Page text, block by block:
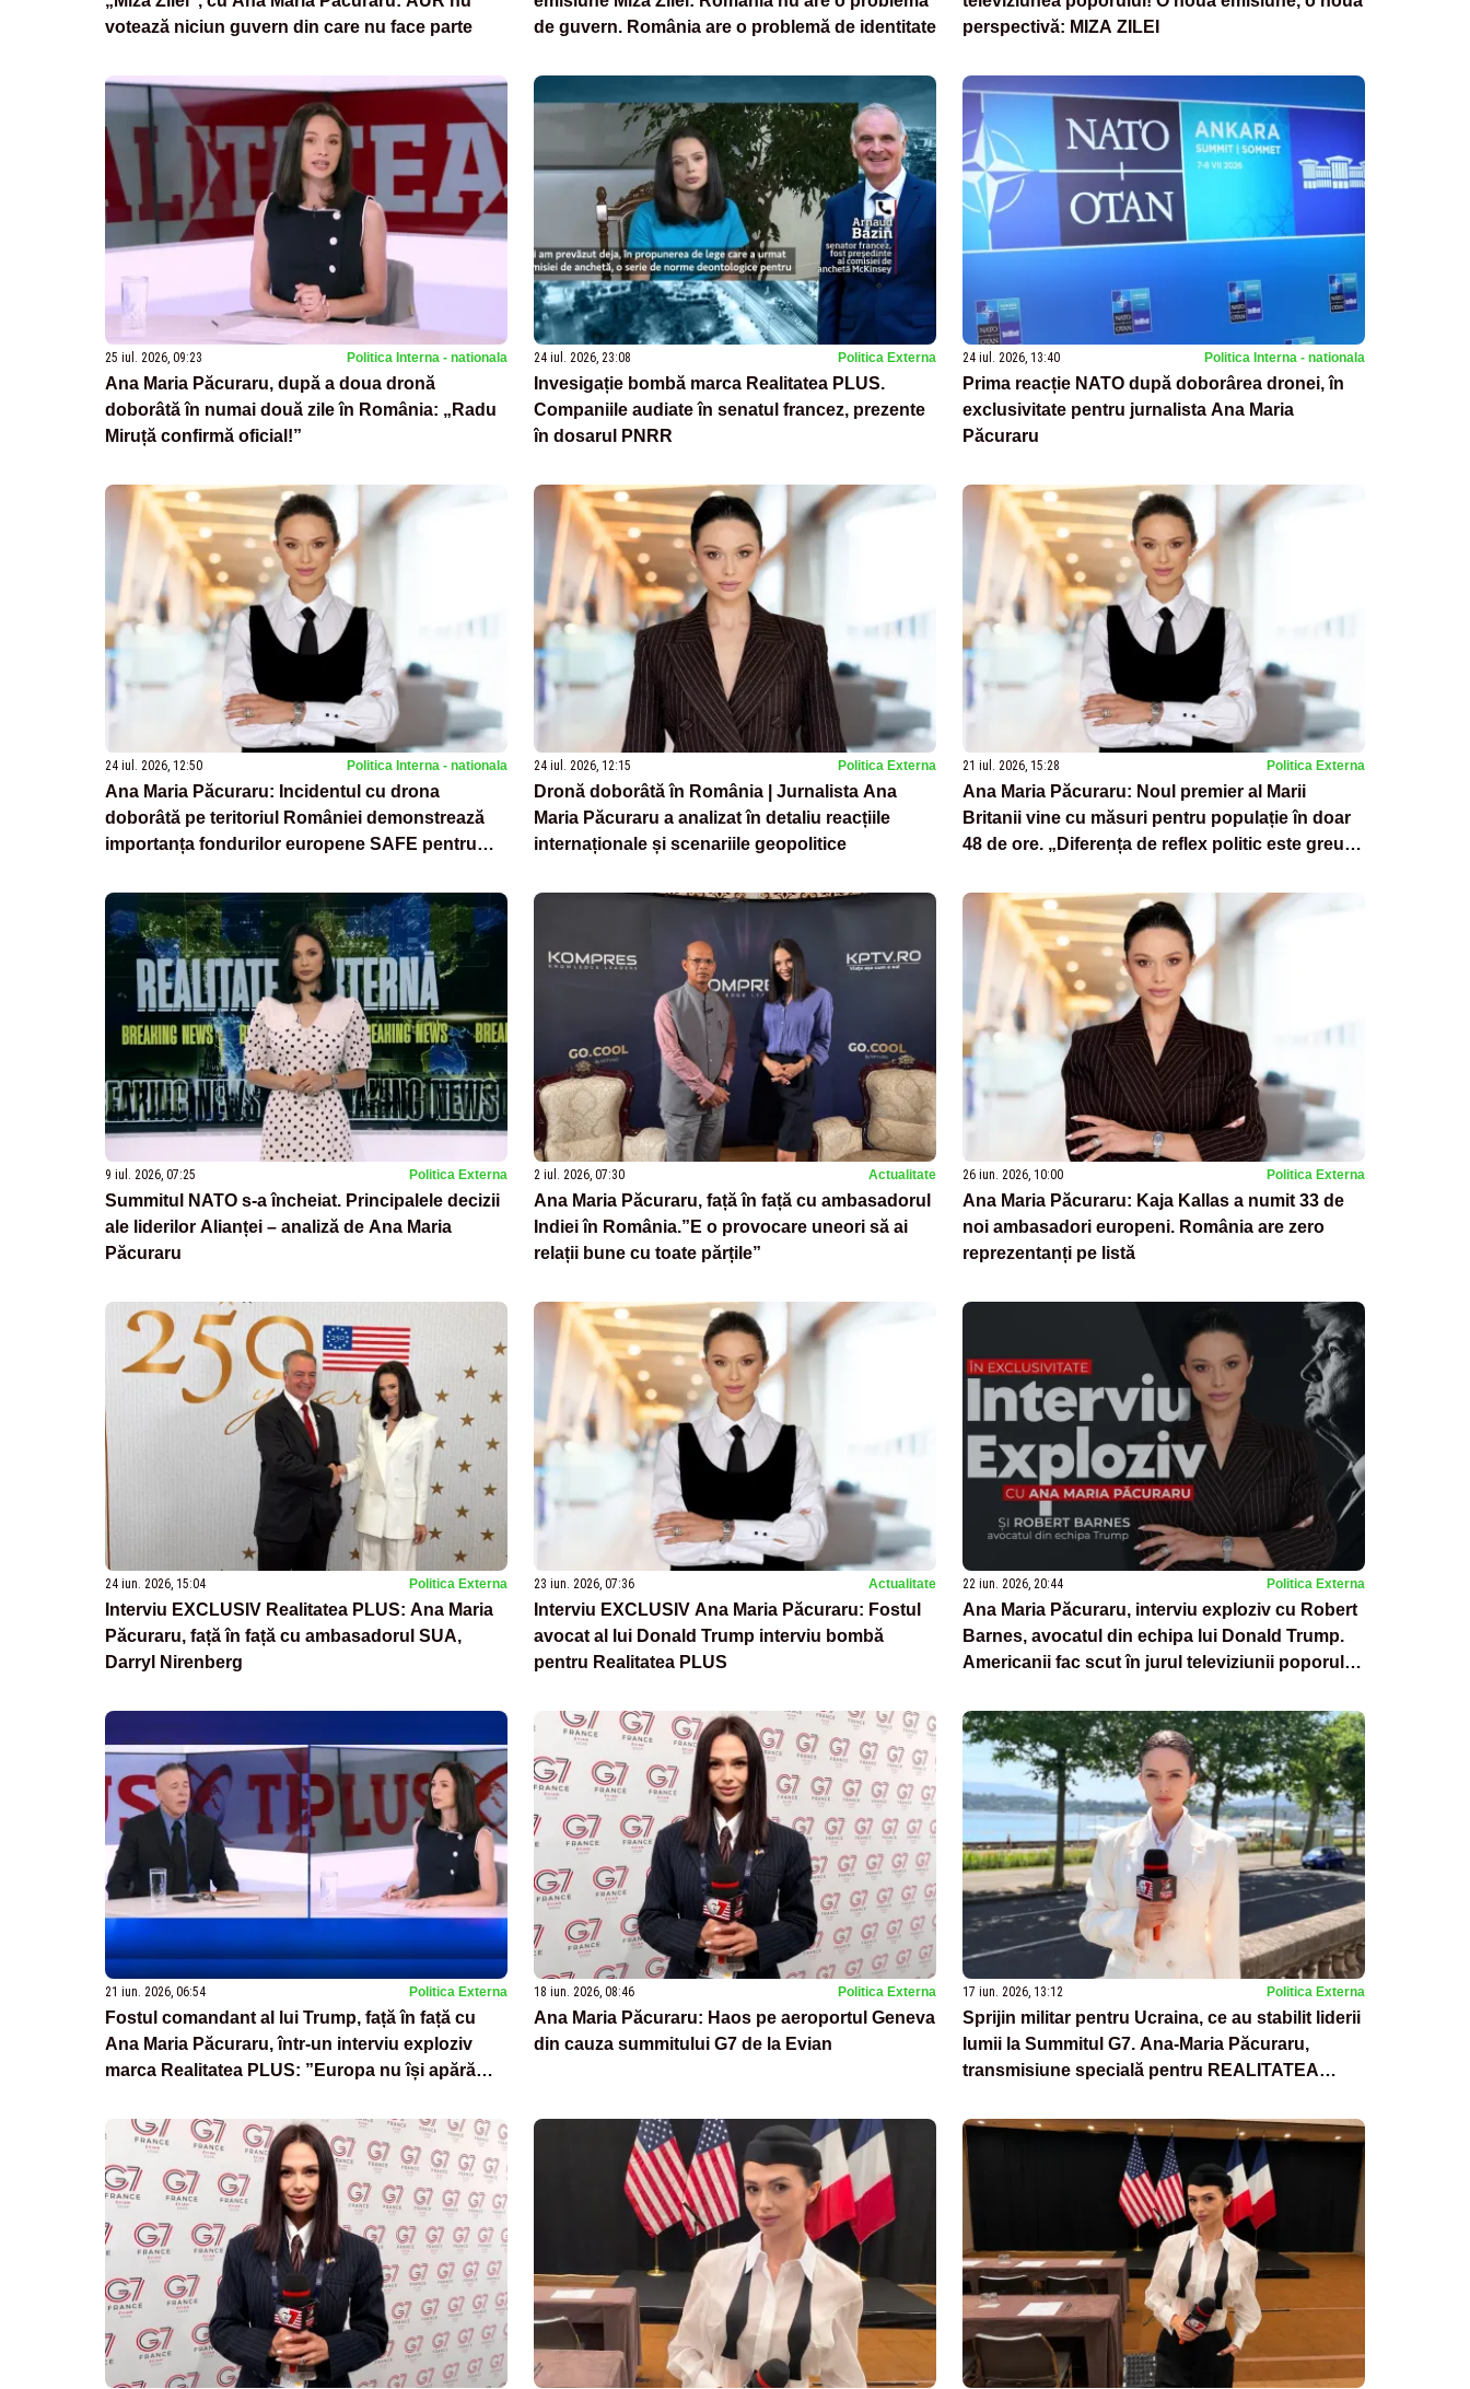
votează niciun guvern din care nu face parte
de guvern. România are o problemă de identitate
perspectivă: MIZA ZILEI
25 iul. 2026, 09:23 Politica Interna - nationala
Ana Maria Păcuraru, după a doua dronă
doborâtă în numai două zile în România: „Radu
Miruță confirmă oficial!”
24 iul. 2026, 23:08 Politica Externa
Invesigație bombă marca Realitatea PLUS.
Companiile audiate în senatul francez, prezente
în dosarul PNRR
24 iul. 2026, 13:40 Politica Interna - nationala
Prima reacție NATO după doborârea dronei, în
exclusivitate pentru jurnalista Ana Maria
Păcuraru
24 iul. 2026, 12:50 Politica Interna - nationala
Ana Maria Păcuraru: Incidentul cu drona
doborâtă pe teritoriul României demonstrează
importanța fondurilor europene SAFE pentru
24 iul. 2026, 12:15 Politica Externa
Dronă doborâtă în România | Jurnalista Ana
Maria Păcuraru a analizat în detaliu reacțiile
internaționale și scenariile geopolitice
21 iul. 2026, 15:28 Politica Externa
Ana Maria Păcuraru: Noul premier al Marii
Britanii vine cu măsuri pentru populație în doar
48 de ore. „Diferența de reflex politic este greu
9 iul. 2026, 07:25 Politica Externa
Summitul NATO s-a încheiat. Principalele decizii
ale liderilor Alianței – analiză de Ana Maria
Păcuraru
2 iul. 2026, 07:30 Actualitate
Ana Maria Păcuraru, față în față cu ambasadorul
Indiei în România.”E o provocare uneori să ai
relații bune cu toate părțile”
26 iun. 2026, 10:00 Politica Externa
Ana Maria Păcuraru: Kaja Kallas a numit 33 de
noi ambasadori europeni. România are zero
reprezentanți pe listă
24 iun. 2026, 15:04 Politica Externa
Interviu EXCLUSIV Realitatea PLUS: Ana Maria
Păcuraru, față în față cu ambasadorul SUA,
Darryl Nirenberg
23 iun. 2026, 07:36 Actualitate
Interviu EXCLUSIV Ana Maria Păcuraru: Fostul
avocat al lui Donald Trump interviu bombă
pentru Realitatea PLUS
22 iun. 2026, 20:44 Politica Externa
Ana Maria Păcuraru, interviu exploziv cu Robert
Barnes, avocatul din echipa lui Donald Trump.
Americanii fac scut în jurul televiziunii poporului
21 iun. 2026, 06:54 Politica Externa
Fostul comandant al lui Trump, față în față cu
Ana Maria Păcuraru, într-un interviu exploziv
marca Realitatea PLUS: ”Europa nu își apără
18 iun. 2026, 08:46 Politica Externa
Ana Maria Păcuraru: Haos pe aeroportul Geneva
din cauza summitului G7 de la Evian
17 iun. 2026, 13:12 Politica Externa
Sprijin militar pentru Ucraina, ce au stabilit liderii
lumii la Summitul G7. Ana-Maria Păcuraru,
transmisiune specială pentru REALITATEA